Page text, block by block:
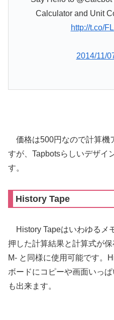
Calculator and Unit
http://t.co/
2014/11/
価格は500円なので計算機
すが、Tapbotsらしいデザイ
す。
History Tape
History Tapeはいわゆるメ
押した計算結果と計算式が保
M- と同様に使用可能です。
ボードにコピーや画面いっ
も出来ます。